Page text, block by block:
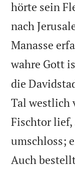
hörte sein
nach
Manasse
wahre Gott
die
Tal westlich
Fischtor lief,
umschloss;
Auch